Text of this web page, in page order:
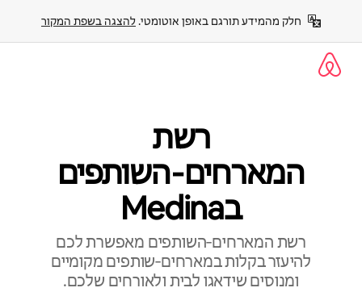
חלק מהמידע תורגם באופן אוטומטי. להצגה בשפת המקור
רשת
המארחים‑השותפים
בMedina
רשת המארחים‑השותפים מאפשרת לכם
להיעזר בקלות במארחים‑שותפים מקומיים
ומנוסים שידאגו לבית ולאורחים שלכם.